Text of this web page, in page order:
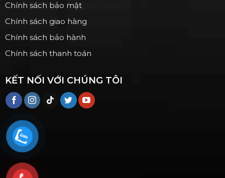
Chính sách bảo mật
Chính sách giao hàng
Chính sách bảo hành
Chính sách thanh toán
KẾT NỐI VỚI CHÚNG TÔI